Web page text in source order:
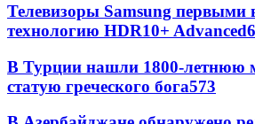
Телевизоры Samsung первыми
технологию HDR10+ Advanced
В Турции нашли 1800-летнюю
статую греческого бога573